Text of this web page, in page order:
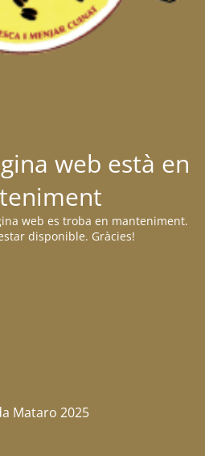
web està en
web es troba en manteniment.
disponible. Gràcies!
Mataro 2025